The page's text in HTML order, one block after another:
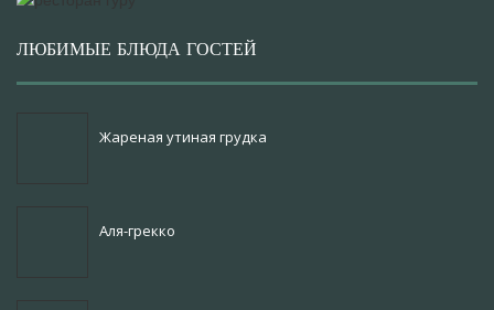
ЛЮБИМЫЕ БЛЮДА ГОСТЕЙ
Жареная утиная грудка
Аля-грекко